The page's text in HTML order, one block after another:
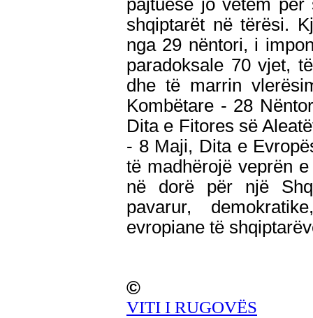
pajtuese jo vetëm për
shqiptarët në tërësi.
nga 29 nëntori, i
paradoksale 70 vjet,
dhe të marrin
Kombëtare - 28
Dita e Fitores së
- 8 Maji, Dita e
të madhërojë veprën
në dorë për një
pavarur,
evropiane të
©
VITI I RUGOVËS